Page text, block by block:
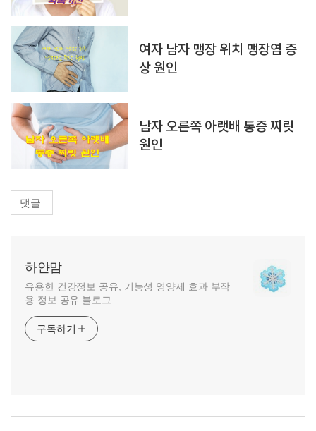
여자 남자 맹장 위치 맹장염 증
상 원인
남자 오른쪽 아랫배 통증 찌릿
원인
댓글
하얀맘
유용한 건강정보 공유, 기능성 영양제 효과 부작
용 정보 공유 블로그
구독하기